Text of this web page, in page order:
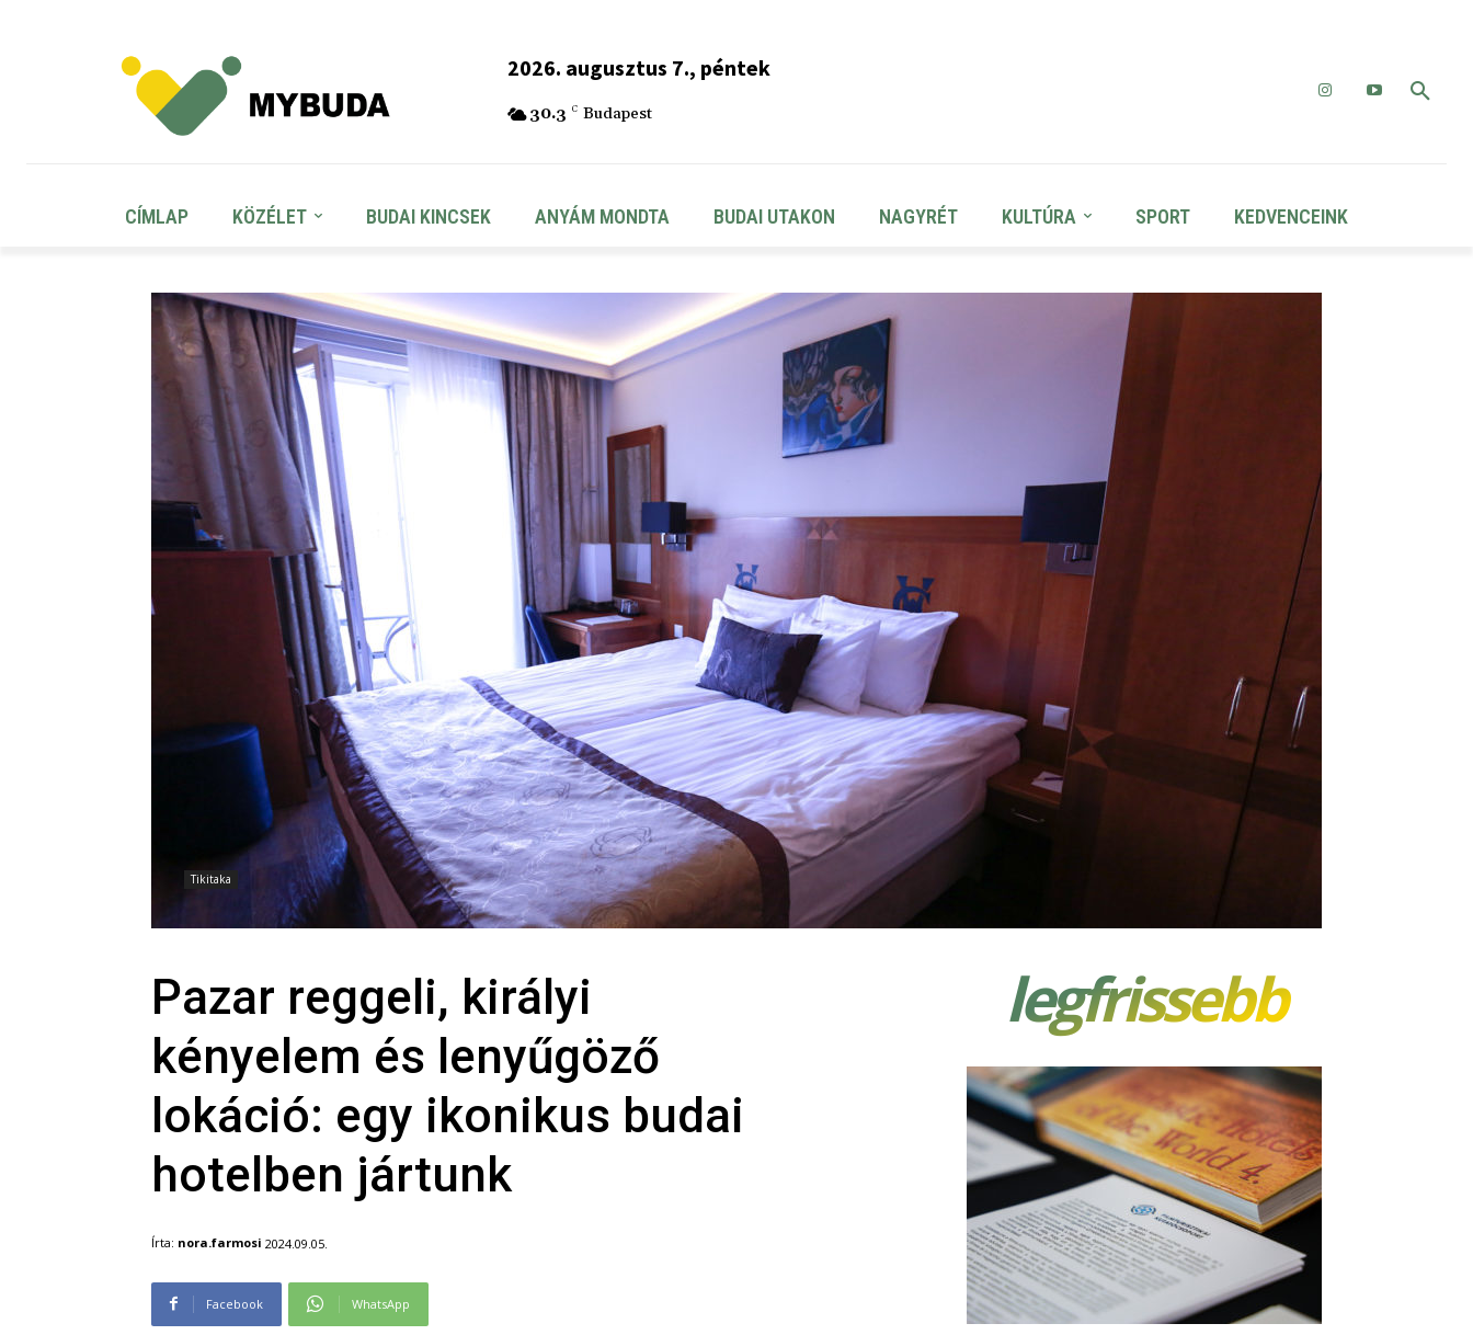
2026. augusztus 7., péntek
30.3 C Budapest
CÍMLAP KÖZÉLET BUDAI KINCSEK ANYÁM MONDTA BUDAI UTAKON NAGYRÉT KULTÚRA SPORT KEDVENCEINK
Tikitaka
Pazar reggeli, királyi
kényelem és lenyűgöző
lokáció: egy ikonikus budai
hotelben jártunk
Írta: nora.farmosi 2024.09.05.
Facebook WhatsApp
legfrissebb